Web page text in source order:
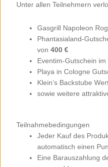
Unter allen Teilnehmern
Gasgrill Napoleon
Phantasialand-
von400 €
Eventim-Gutschein
Playa in Cologne
Klein’s Backstube
sowie weitere
Teilnahmebedingungen
Jeder Kauf des
automatisch einen
Eine Barauszahlung